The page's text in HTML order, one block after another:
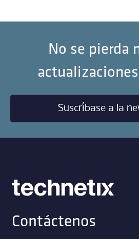
No se pierda
Suscríbase a la
Contáctenos